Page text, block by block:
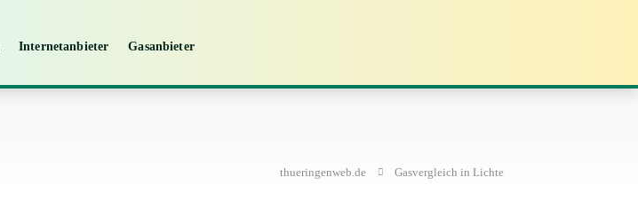
Internetanbieter Gasanbieter
thueringenweb.de Gasvergleich in Lichte